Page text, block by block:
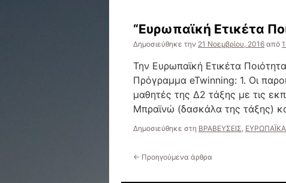
“Eυρωπαϊκή Ετικέτα
Δημοσιεύθηκε την 21 Νοεμβρίου, 2016 από
Την Ευρωπαϊκή Ετικέτα
Πρόγραμμα eTwinning: 1. Οι
μαθητές της Δ2 τάξης με τις
Μπραϊνώ (δασκάλα της τάξης)
Δημοσιεύθηκε στη ΒΡΑΒΕΥΣΕΙΣ,
← Προηγούμενα άρθρα